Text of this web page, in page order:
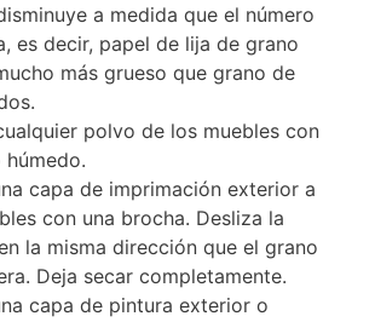
a medida que el número
es decir, papel de lija de grano
más grueso que grano de
polvo de los muebles con
húmedo.
capa de imprimación exterior a
con una brocha. Desliza la
la misma dirección que el grano
Deja secar completamente.
capa de pintura exterior o